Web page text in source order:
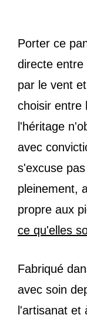
Porter ce
directe entre
par le vent
choisir entre
l'héritage
avec
s'excuse
pleinement,
propre aux
ce qu'elles
Fabriqué
avec soin
l'artisanat et